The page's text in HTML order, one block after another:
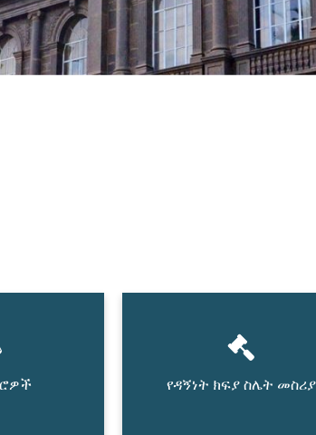
የዳኝነት ክፍያ ስሌት መስሪያ